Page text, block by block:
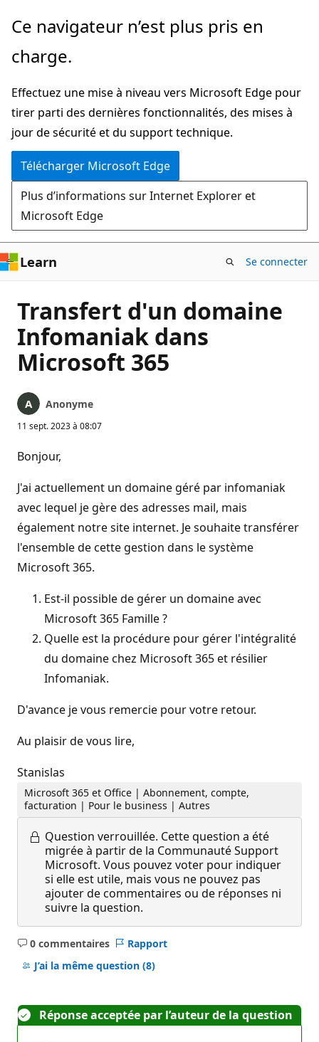
Passer
directement
au
principal
Ce navigateur n’est plus pris en
charge.
Effectuez une mise à niveau vers Microsoft Edge pour
tirer parti des dernières fonctionnalités, des mises à
jour de sécurité et du support technique.
Télécharger Microsoft Edge
Plus d’informations sur Internet Explorer et
Microsoft Edge
Learn Se connecter
Transfert d'un domaine
Infomaniak dans
Microsoft 365
Anonyme
11 sept. 2023 à 08:07
Bonjour,
J'ai actuellement un domaine géré par infomaniak
avec lequel je gère des adresses mail, mais
également notre site internet. Je souhaite transférer
l'ensemble de cette gestion dans le système
Microsoft 365.
Est-il possible de gérer un domaine avec
Microsoft 365 Famille ?
Quelle est la procédure pour gérer l'intégralité
du domaine chez Microsoft 365 et résilier
Infomaniak.
D'avance je vous remercie pour votre retour.
Au plaisir de vous lire,
Stanislas
Microsoft 365 et Office | Abonnement, compte,
facturation | Pour le business | Autres
Question verrouillée. Cette question a été
migrée à partir de la Communauté Support
Microsoft. Vous pouvez voter pour indiquer
si elle est utile, mais vous ne pouvez pas
ajouter de commentaires ou de réponses ni
suivre la question.
0 commentaires
Aucun
commentaire
Rapport
J’ai la même question (8)
Réponse acceptée par l’auteur de la question